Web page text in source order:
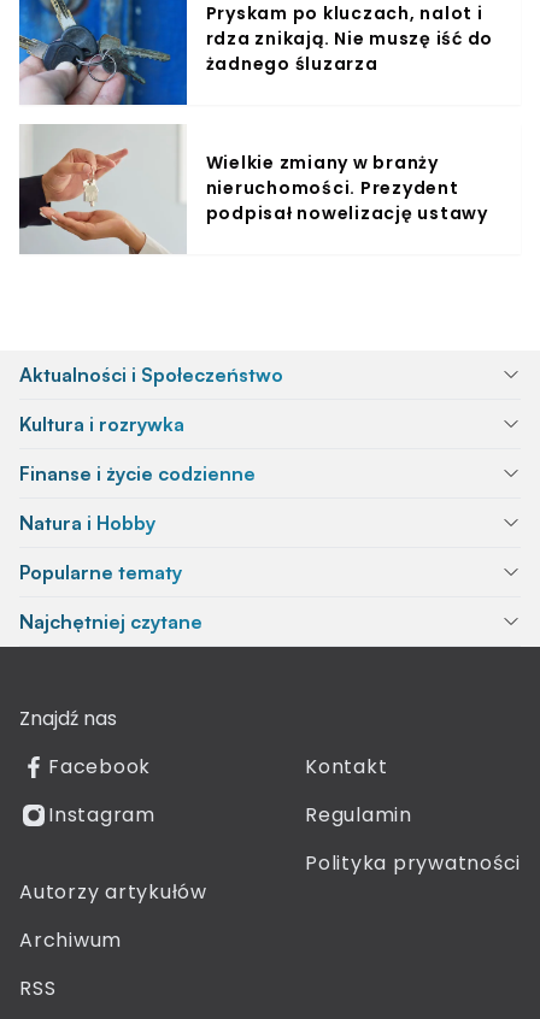
Pryskam po kluczach, nalot i
rdza znikają. Nie muszę iść do
żadnego śluzarza
Wielkie zmiany w branży
nieruchomości. Prezydent
podpisał nowelizację ustawy
Aktualności i Społeczeństwo
Kultura i rozrywka
Finanse i życie codzienne
Natura i Hobby
Popularne tematy
Najchętniej czytane
Znajdź nas
Facebook
Instagram
Kontakt
Regulamin
Polityka prywatności
Autorzy artykułów
Archiwum
RSS